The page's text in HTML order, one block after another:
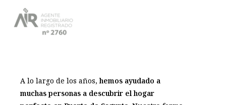
A lo largo de los años,hemos ayudado a
muchas personas a descubrir el hogar